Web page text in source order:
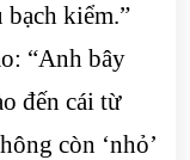
kiểm.”
“Anh bây
đến cái từ
còn ‘nhỏ’